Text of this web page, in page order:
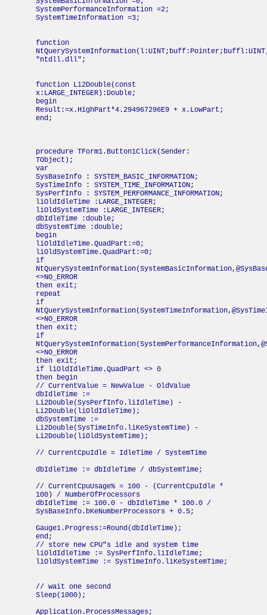
SystemPerformanceInformation =2;
SystemTimeInformation =3;
function
"ntdll.dll";
function Li2Double(const
x:LARGE_INTEGER):Double;
begin
Result:=x.HighPart*4.294967296E9 + x.LowPart;
end;
procedure TForm1.Button1Click(Sender:
TObject);
var
SysBaseInfo : SYSTEM_BASIC_INFORMATION;
SysTimeInfo : SYSTEM_TIME_INFORMATION;
SysPerfInfo : SYSTEM_PERFORMANCE_INFORMATION;
liOldIdleTime :LARGE_INTEGER;
liOldSystemTime :LARGE_INTEGER;
dbIdleTime :double;
dbSystemTime :double;
begin
liOldIdleTime.QuadPart:=0;
liOldSystemTime.QuadPart:=0;
if
<>NO_ERROR
then exit;
repeat
if
<>NO_ERROR
then exit;
if
<>NO_ERROR
then exit;
if liOldIdleTime.QuadPart <> 0
then begin
// CurrentValue = NewValue - OldValue
dbIdleTime :=
Li2Double(SysPerfInfo.liIdleTime) -
Li2Double(liOldIdleTime);
dbSystemTime :=
Li2Double(SysTimeInfo.liKeSystemTime) -
Li2Double(liOldSystemTime);
// CurrentCpuIdle = IdleTime / SystemTime
dbIdleTime := dbIdleTime / dbSystemTime;
// CurrentCpuUsage% = 100 - (CurrentCpuIdle *
100) / NumberOfProcessors
dbIdleTime := 100.0 - dbIdleTime * 100.0 /
SysBaseInfo.bKeNumberProcessors + 0.5;
Gauge1.Progress:=Round(dbIdleTime);
end;
// store new CPU"s idle and system time
liOldIdleTime := SysPerfInfo.liIdleTime;
liOldSystemTime := SysTimeInfo.liKeSystemTime;
// wait one second
Sleep(1000);
Application.ProcessMessages;